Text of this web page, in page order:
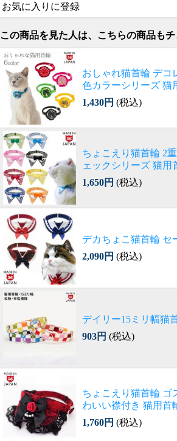
お気に入りに登録
この商品を見た人は、こちらの商品もチ
おしゃれ猫首輪 デコ
色カラーシリーズ 猫
1,430円 (税込)
ちょこえり猫首輪 2
ェックシリーズ 猫用
1,650円 (税込)
デカちょこ猫首輪 セ
2,090円 (税込)
デイリー15ミリ幅猫
903円 (税込)
ちょこえり猫首輪 ゴ
わいい襟付き 猫用首
1,760円 (税込)